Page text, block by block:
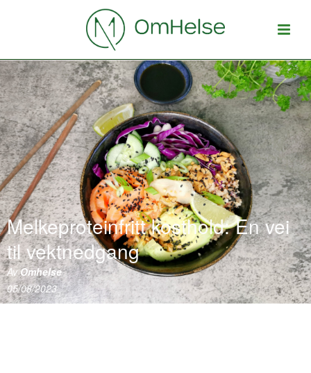
Melkeproteinfritt kosthold: En vei
til vektnedgang
AvOmhelse
05/08/2023